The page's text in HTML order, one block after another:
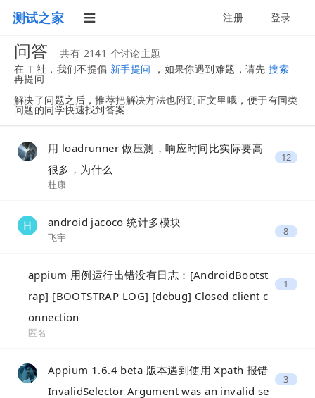
测试之家 注册 登录
问答
共有 2141 个讨论主题
在 T 社，我们不提倡 新手提问 ，如果你遇到难题，请先搜索
再提问
解决了问题之后，推荐把解决方法也附到正文里哦，便于有同类
问题的同学快速找到答案
用 loadrunner 做压测，响应时间比实际要高
很多，为什么
杜康
12
android jacoco 统计多模块
飞宇 8
appium 用例运行出错没有日志：[AndroidBootst
rap] [BOOTSTRAP LOG] [debug] Closed client c
onnection
匿名
1
Appium 1.6.4 beta 版本遇到使用 Xpath 报错
InvalidSelector Argument was an invalid se
3